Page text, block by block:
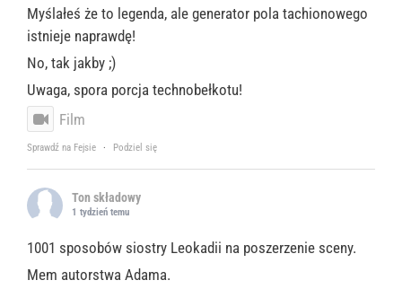
Myślałeś że to legenda, ale generator pola tachionowego
istnieje naprawdę!
No, tak jakby ;)
Uwaga, spora porcja technobełkotu!
Film
Sprawdź na Fejsie · Podziel się
Ton składowy
1 tydzień temu
1001 sposobów siostry Leokadii na poszerzenie sceny.
Mem autorstwa Adama.